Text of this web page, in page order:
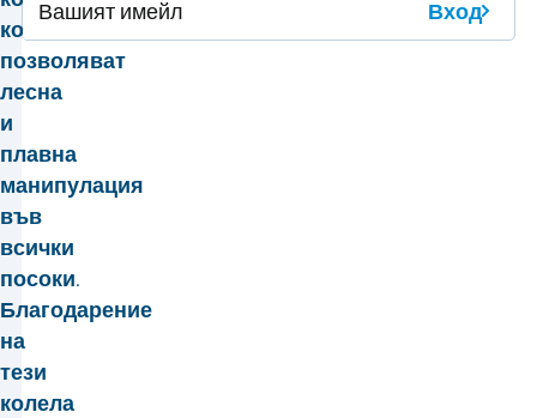
които
позволяват
лесна
и
плавна
манипулация
във
всички
посоки.
Благодарение
на
тези
колела
Вход